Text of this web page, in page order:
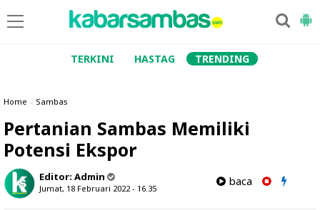
TERKINI HASTAG TRENDING
Home » Sambas
Pertanian Sambas Memiliki
Potensi Ekspor
Editor: Admin
Jumat, 18 Februari 2022 - 16.35
baca